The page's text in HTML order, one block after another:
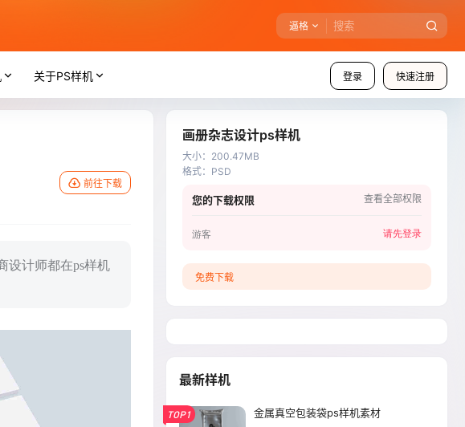
逼格
登录 快速注册
关于PS样机
前往下载
设计师都在ps样机
画册杂志设计ps样机
大小： 200.47MB
格式： PSD
您的下载权限 查看全部权限
游客 请先登录
免费下载
最新样机
TOP1 金属真空包装袋ps样机素材